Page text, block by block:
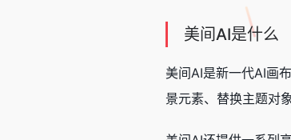
美间AI是什么
美间AI是新一代AI画
景元素、替换主题对